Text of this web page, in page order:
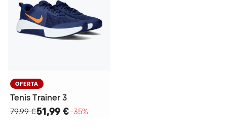
OFERTA
Tenis Trainer 3
79,99 €51,99 €−35%